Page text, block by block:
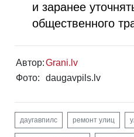
и заранее
общественного
Автор:Grani.lv
Фото:
daugavpils.lv
даугавпилс ремонт улиц